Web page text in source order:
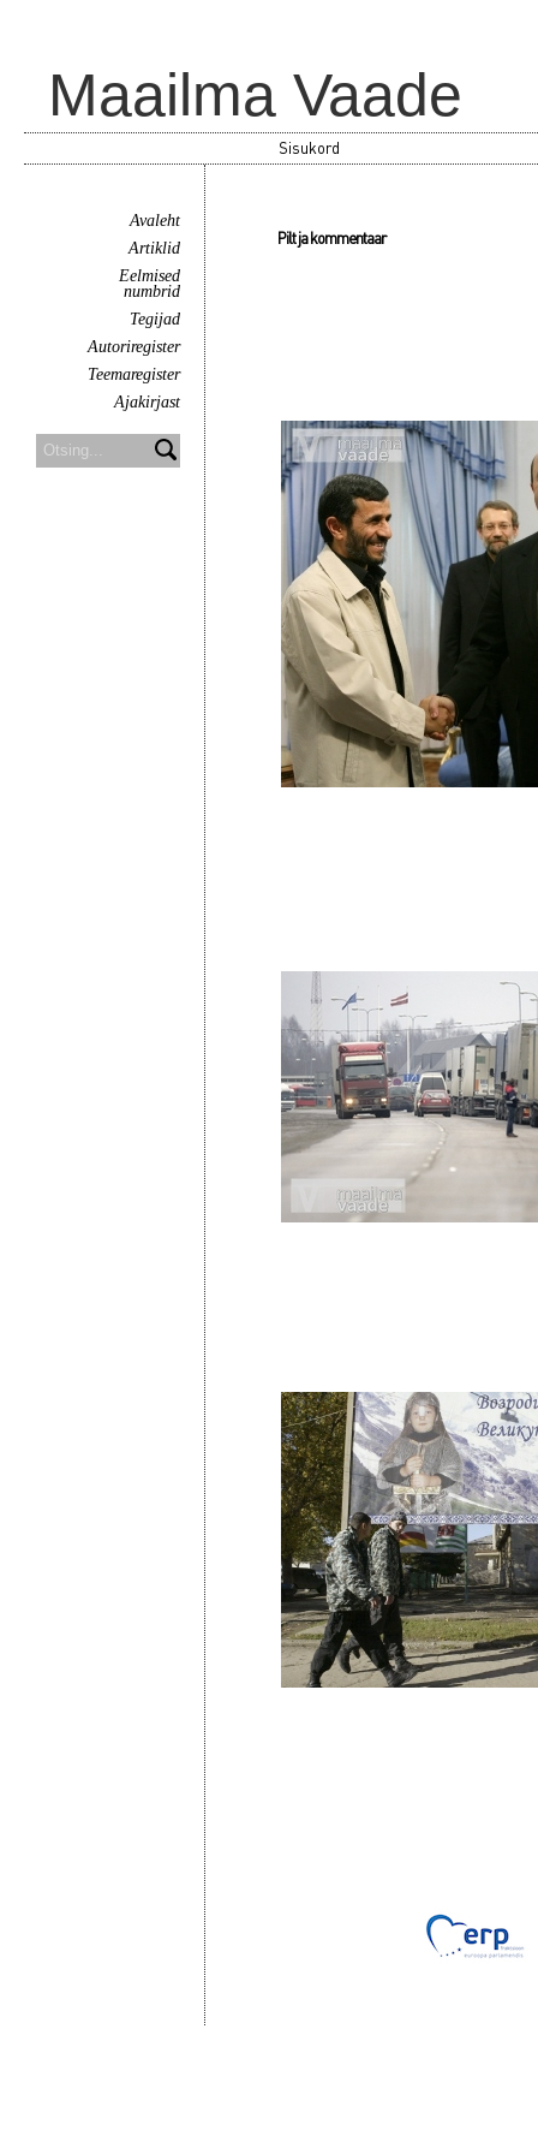
Maailma Vaade
Sisukord
Avaleht
Artiklid
Eelmised
numbrid
Tegijad
Autoriregister
Teemaregister
Ajakirjast
Pilt ja kommentaar